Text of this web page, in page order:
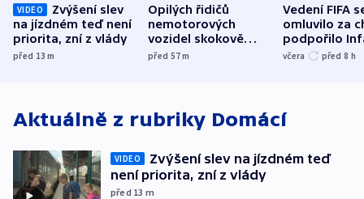
VIDEO
Zvýšení slev
na jízdném teď není
priorita, zní z vlády
před 13m
Opilých řidičů
nemotorových
vozidel skokově
přibylo, nejvíc ve
před 57m
Vedení FIFA
omluvilo za
podpořilo
UEFA trvá na
včera před 8 h
Aktuálně z rubriky Domácí
VIDEO
Zvýšení slev na jízdném teď
není priorita, zní z vlády
před 13 m